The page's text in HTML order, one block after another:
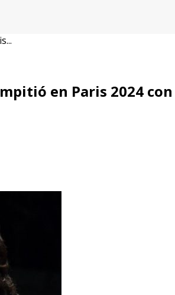
en Paris 2024